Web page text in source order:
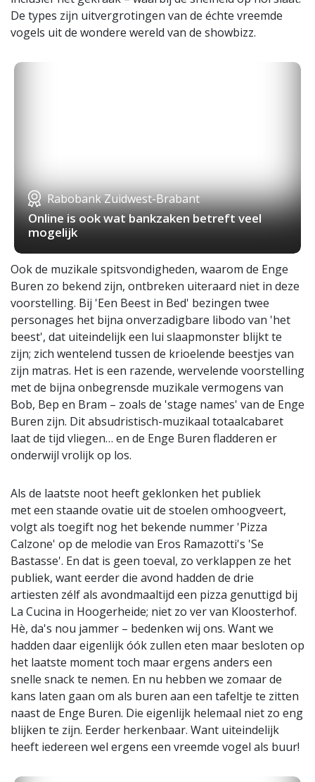
De types zijn uitvergrotingen van de échte vreemde
vogels uit de wondere wereld van de showbizz.
Rabobank Zuidwest-Brabant
Online is ook wat bankzaken betreft veel
mogelijk
Ook de muzikale spitsvondigheden, waarom de Enge
Buren zo bekend zijn, ontbreken uiteraard niet in deze
voorstelling. Bij 'Een Beest in Bed' bezingen twee
personages het bijna onverzadigbare libodo van 'het
beest', dat uiteindelijk een lui slaapmonster blijkt te
zijn; zich wentelend tussen de krioelende beestjes van
zijn matras. Het is een razende, wervelende voorstelling
met de bijna onbegrensde muzikale vermogens van
Bob, Bep en Bram – zoals de 'stage names' van de Enge
Buren zijn. Dit absudristisch-muzikaal totaalcabaret
laat de tijd vliegen… en de Enge Buren fladderen er
onderwijl vrolijk op los.
Als de laatste noot heeft geklonken het publiek
met een staande ovatie uit de stoelen omhoogveert,
volgt als toegift nog het bekende nummer 'Pizza
Calzone' op de melodie van Eros Ramazotti's 'Se
Bastasse'. En dat is geen toeval, zo verklappen ze het
publiek, want eerder die avond hadden de drie
artiesten zélf als avondmaaltijd een pizza genuttigd bij
La Cucina in Hoogerheide; niet zo ver van Kloosterhof.
Hè, da's nou jammer – bedenken wij ons. Want we
hadden daar eigenlijk óók zullen eten maar besloten op
het laatste moment toch maar ergens anders een
snelle snack te nemen. En nu hebben we zomaar de
kans laten gaan om als buren aan een tafeltje te zitten
naast de Enge Buren. Die eigenlijk helemaal niet zo eng
blijken te zijn. Eerder herkenbaar. Want uiteindelijk
heeft iedereen wel ergens een vreemde vogel als buur!